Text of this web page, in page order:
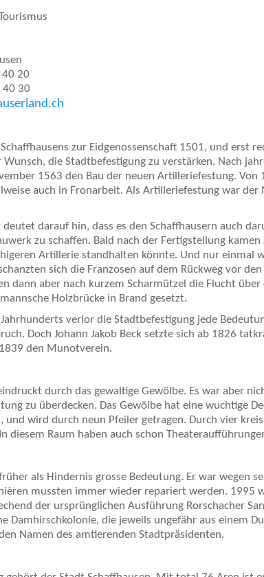
40 20
40 30
zur Eidgenossenschaft 1501, und erst
die Stadtbefestigung zu verstärken. Nach
1563 den Bau der neuen Artilleriefestung. Von
auch in Fronarbeit. Als Artilleriefestung war der
darauf hin, dass es den Schaffhausern auch
zu schaffen. Bald nach der Fertigstellung
Artillerie standhalten könnte. Und nur einmal
sich die Franzosen auf dem Rückweg vor
dann aber nach kurzem Scharmützel die Flucht über
Holzbrücke in Brand gesetzt.
verlor die Stadtbefestigung jede
Doch Johann Jakob Beck setzte sich ab 1826
den Munotverein.
durch das gewaltige Gewölbe. Es war aber
zu überdecken. Das Gewölbe hat eine wuchtige
und wird durch neun Pfeiler getragen. Durch vier
diesem Raum haben auch schon
als Hindernis grosse Bedeutung. Er war wegen
mussten immer wieder repariert werden. 1995
der ursprünglichen Ausführung Rorschacher
Damhirschkolonie, die jeweils ungefähr aus einem
Namen des amtierenden Stadtpräsidenten.